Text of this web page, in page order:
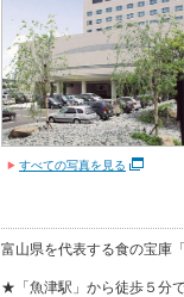
すべての写真を見る
富山県を代表する食の宝庫
★「魚津駅」から徒歩５分